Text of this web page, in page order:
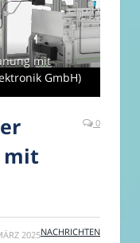
mit
GmbH)
mit
0
2025NACHRICHTEN